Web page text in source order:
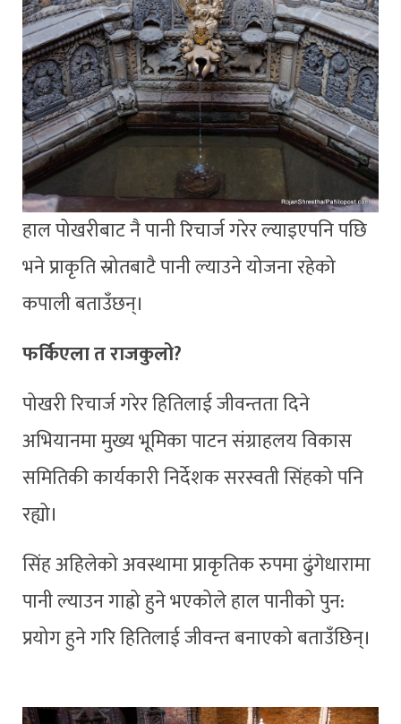
हाल पोखरीबाट नै पानी रिचार्ज गरेर ल्याइएपनि पछि
भने प्राकृति स्रोतबाटै पानी ल्याउने योजना रहेको
कपाली बताउँछन्।
फर्किएला त राजकुलो?
पोखरी रिचार्ज गरेर हितिलाई जीवन्तता दिने
अभियानमा मुख्य भूमिका पाटन संग्राहलय विकास
समितिकी कार्यकारी निर्देशक सरस्वती सिंहको पनि
रह्यो।
सिंह अहिलेको अवस्थामा प्राकृतिक रुपमा ढुंगेधारामा
पानी ल्याउन गाह्रो हुने भएकोले हाल पानीको पुन:
प्रयोग हुने गरि हितिलाई जीवन्त बनाएको बताउँछिन्।